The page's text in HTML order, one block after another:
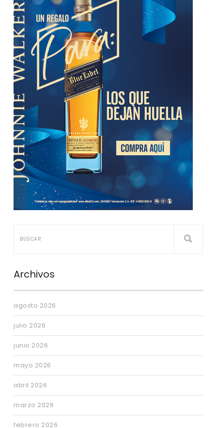
Archivos
agosto 2026
julio 2026
junio 2026
mayo 2026
abril 2026
marzo 2026
febrero 2026